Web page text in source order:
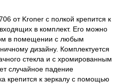
от Kroner с полкой крепится к
в комплект. Его можно
в помещении с любым
дизайну. Комплектуется
стекла и с хромированным
случайное падение
крепится к зеркалу с помощью